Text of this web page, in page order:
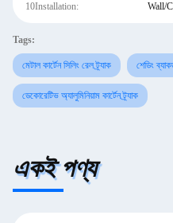
10Installation: Wall/
Tags:
মেটাল কার্টেন সিলিং রেল ট্র্যাক শেডিং
ডেকোরেটিভ অ্যালুমিনিয়াম কার্টেন ট্র্যাক
একই পণ্য